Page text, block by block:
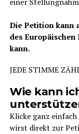
Die Petition kann
des
kann.
JEDE STIMME
Wie kann
Klicke ganz
wirst direkt zur